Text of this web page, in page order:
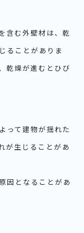
含む外壁材は、乾
ることがありま
乾燥が進むとひび
って建物が揺れた
が生じることがあ
因となることがあ